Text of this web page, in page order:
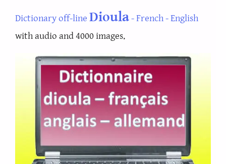
Dictionary off-line Dioula- French - English
with audio and 4000 images.